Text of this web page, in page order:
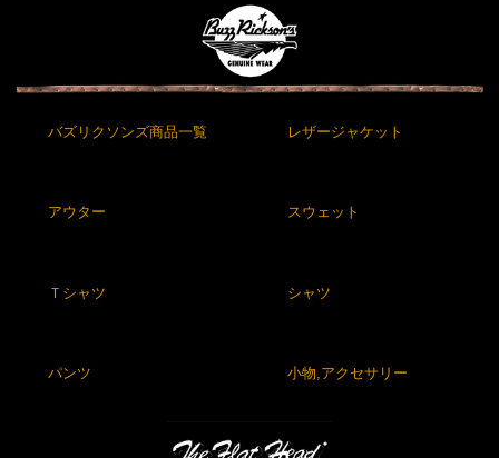
バズリクソンズ商品一覧 レザージャケット
アウター スウェット
Ｔシャツ シャツ
パンツ 小物,アクセサリー